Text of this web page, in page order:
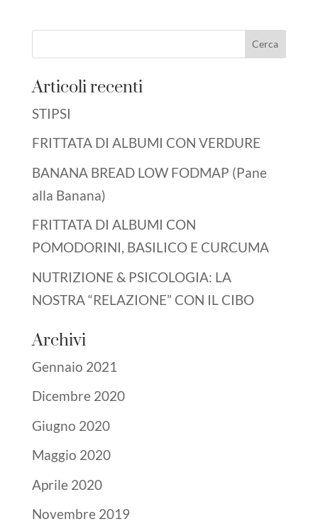
Articoli recenti
STIPSI
FRITTATA DI ALBUMI CON VERDURE
BANANA BREAD LOW FODMAP (Pane
alla Banana)
FRITTATA DI ALBUMI CON
POMODORINI, BASILICO E CURCUMA
NUTRIZIONE & PSICOLOGIA: LA
NOSTRA “RELAZIONE” CON IL CIBO
Archivi
Gennaio 2021
Dicembre 2020
Giugno 2020
Maggio 2020
Aprile 2020
Novembre 2019